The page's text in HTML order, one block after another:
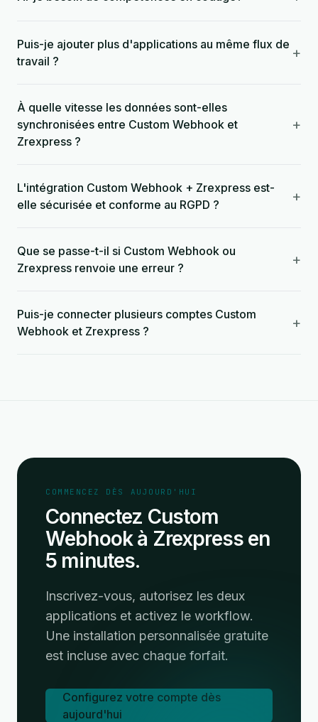
Puis-je ajouter plus d'applications au même flux de
travail ?
+
À quelle vitesse les données sont-elles
synchronisées entre Custom Webhook et
Zrexpress ?
+
L'intégration Custom Webhook + Zrexpress est-
elle sécurisée et conforme au RGPD ?
+
Que se passe-t-il si Custom Webhook ou
Zrexpress renvoie une erreur ?
+
Puis-je connecter plusieurs comptes Custom
Webhook et Zrexpress ?
+
COMMENCEZ DÈS AUJOURD'HUI
Connectez Custom
Webhook à Zrexpress en
5 minutes.
Inscrivez-vous, autorisez les deux
applications et activez le workflow.
Une installation personnalisée gratuite
est incluse avec chaque forfait.
Configurez votre compte dès
aujourd'hui